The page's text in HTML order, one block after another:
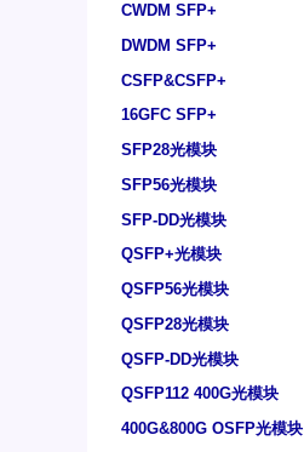
CWDM SFP+
DWDM SFP+
CSFP&CSFP+
16GFC SFP+
SFP28光模块
SFP56光模块
SFP-DD光模块
QSFP+光模块
QSFP56光模块
QSFP28光模块
QSFP-DD光模块
QSFP112 400G光模块
400G&800G OSFP光模块